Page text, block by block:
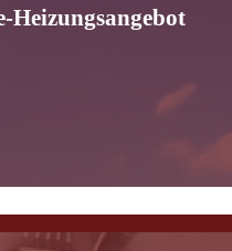
Heizungsangebot